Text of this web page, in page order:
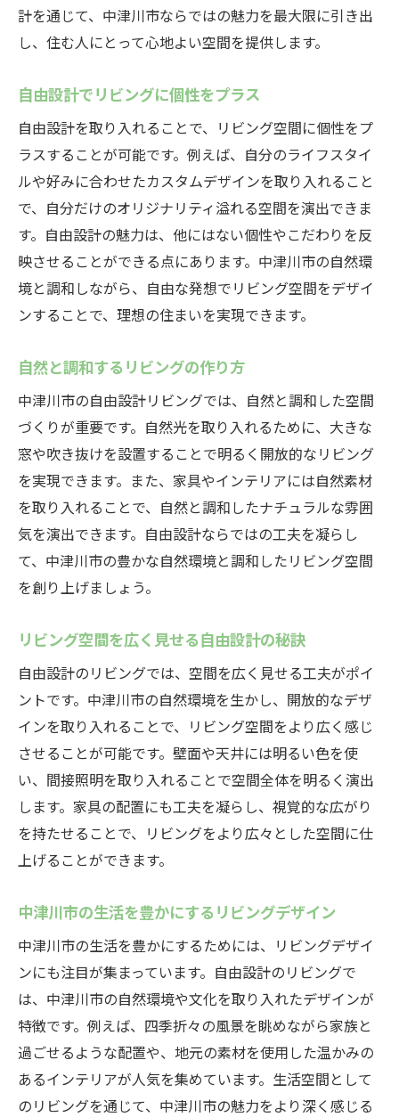
計を通じて、中津川市ならではの魅力を最大限に引き出
し、住む人にとって心地よい空間を提供します。
自由設計でリビングに個性をプラス
自由設計を取り入れることで、リビング空間に個性をプ
ラスすることが可能です。例えば、自分のライフスタイ
ルや好みに合わせたカスタムデザインを取り入れること
で、自分だけのオリジナリティ溢れる空間を演出できま
す。自由設計の魅力は、他にはない個性やこだわりを反
映させることができる点にあります。中津川市の自然環
境と調和しながら、自由な発想でリビング空間をデザイ
ンすることで、理想の住まいを実現できます。
自然と調和するリビングの作り方
中津川市の自由設計リビングでは、自然と調和した空間
づくりが重要です。自然光を取り入れるために、大きな
窓や吹き抜けを設置することで明るく開放的なリビング
を実現できます。また、家具やインテリアには自然素材
を取り入れることで、自然と調和したナチュラルな雰囲
気を演出できます。自由設計ならではの工夫を凝らし
て、中津川市の豊かな自然環境と調和したリビング空間
を創り上げましょう。
リビング空間を広く見せる自由設計の秘訣
自由設計のリビングでは、空間を広く見せる工夫がポイ
ントです。中津川市の自然環境を生かし、開放的なデザ
インを取り入れることで、リビング空間をより広く感じ
させることが可能です。壁面や天井には明るい色を使
い、間接照明を取り入れることで空間全体を明るく演出
します。家具の配置にも工夫を凝らし、視覚的な広がり
を持たせることで、リビングをより広々とした空間に仕
上げることができます。
中津川市の生活を豊かにするリビングデザイン
中津川市の生活を豊かにするためには、リビングデザイ
ンにも注目が集まっています。自由設計のリビングで
は、中津川市の自然環境や文化を取り入れたデザインが
特徴です。例えば、四季折々の風景を眺めながら家族と
過ごせるような配置や、地元の素材を使用した温かみの
あるインテリアが人気を集めています。生活空間として
のリビングを通じて、中津川市の魅力をより深く感じる